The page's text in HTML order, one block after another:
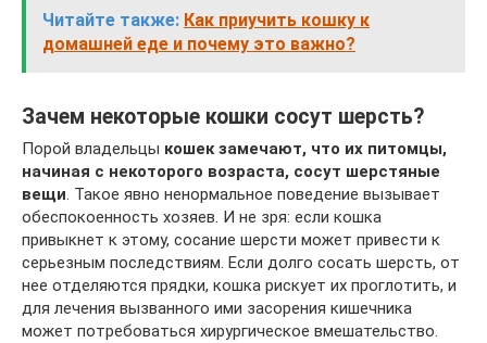
Читайте также: Как приучить кошку к
домашней еде и почему это важно?
Зачем некоторые кошки сосут шерсть?
Порой владельцы кошек замечают, что их питомцы,
начиная с некоторого возраста, сосут шерстяные
вещи. Такое явно ненормальное поведение вызывает
обеспокоенность хозяев. И не зря: если кошка
привыкнет к этому, сосание шерсти может привести к
серьезным последствиям. Если долго сосать шерсть, от
нее отделяются прядки, кошка рискует их проглотить, и
для лечения вызванного ими засорения кишечника
может потребоваться хирургическое вмешательство.